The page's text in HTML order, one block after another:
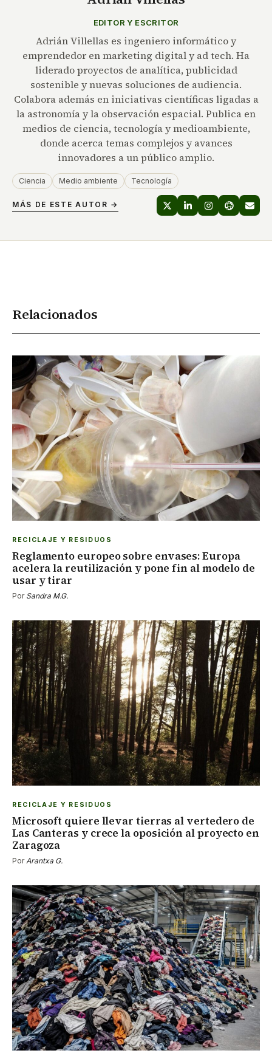
EDITOR Y ESCRITOR
Adrián Villellas es ingeniero informático y
emprendedor en marketing digital y ad tech. Ha
liderado proyectos de analítica, publicidad
sostenible y nuevas soluciones de audiencia.
Colabora además en iniciativas científicas ligadas a
la astronomía y la observación espacial. Publica en
medios de ciencia, tecnología y medioambiente,
donde acerca temas complejos y avances
innovadores a un público amplio.
Ciencia Medio ambiente Tecnología
MÁS DE ESTE AUTOR →
Relacionados
RECICLAJE Y RESIDUOS
Reglamento europeo sobre envases: Europa
acelera la reutilización y pone fin al modelo de
usar y tirar
Por Sandra M.G.
RECICLAJE Y RESIDUOS
Microsoft quiere llevar tierras al vertedero de
Las Canteras y crece la oposición al proyecto en
Zaragoza
PorArantxa G.